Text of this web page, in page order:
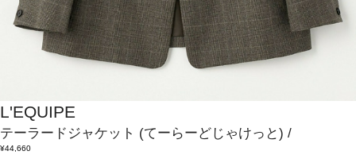
L'EQUIPE
テーラードジャケット (てーらーどじゃけっと) /
¥44,660